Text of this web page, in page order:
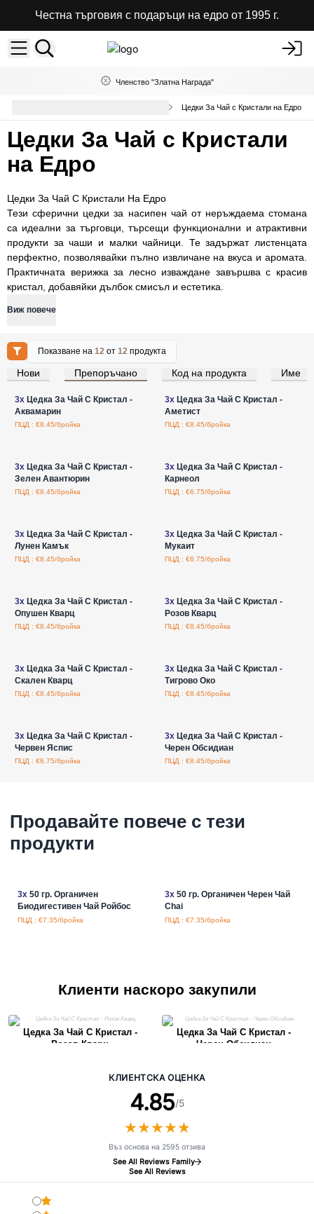
Честна търговия с подаръци на едро от 1995 г.
Членство "Златна Награда"
Цедки За Чай с Кристали на Едро
Цедки За Чай с Кристали
на Едро
Цедки За Чай С Кристали На Едро
Тези сферични цедки за насипен чай от неръждаема стомана
са идеални за търговци, търсещи функционални и атрактивни
продукти за чаши и малки чайници. Те задържат листенцата
перфектно, позволявайки пълно извличане на вкуса и аромата.
Практичната верижка за лесно изваждане завършва с красив
кристал, добавяйки дълбок смисъл и естетика.
Виж повече
Показване на12 от12 продукта
Нови Препоръчано Код на продукта Име
Влезте за цени на едро
3xЦедка За Чай С Кристал -
Аквамарин
ПЦД : €8.45/бройка
Влезте за цени на едро
3xЦедка За Чай С Кристал -
Аметист
ПЦД : €8.45/бройка
3xЦедка За Чай С Кристал -
Зелен Авантюрин
ПЦД : €8.45/бройка
3xЦедка За Чай С Кристал -
Карнеол
ПЦД : €6.75/бройка
3xЦедка За Чай С Кристал -
Лунен Камък
ПЦД : €8.45/бройка
3xЦедка За Чай С Кристал -
Мукаит
ПЦД : €6.75/бройка
3xЦедка За Чай С Кристал -
Опушен Кварц
ПЦД : €8.45/бройка
3xЦедка За Чай С Кристал -
Розов Кварц
ПЦД : €8.45/бройка
3xЦедка За Чай С Кристал -
Скален Кварц
ПЦД : €8.45/бройка
3xЦедка За Чай С Кристал -
Тигрово Око
ПЦД : €8.45/бройка
3xЦедка За Чай С Кристал -
Червен Яспис
ПЦД : €6.75/бройка
3xЦедка За Чай С Кристал -
Черен Обсидиан
ПЦД : €8.45/бройка
Продавайте повече с тези
продукти
3x50 гр. Органичен
Биодигестивен Чай Ройбос
ПЦД : €7.35/бройка
3x50 гр. Органичен Черен Чай
Chai
ПЦД : €7.35/бройка
Клиенти наскоро закупили
Цедка За Чай С Кристал -
Розов Кварц
Цедка За Чай С Кристал -
Черен Обсидиан
КЛИЕНТСКА ОЦЕНКА
4.85/5
★★★★★
★★★★★
Въз основа на 2595 отзива
See All Reviews Family
See All Reviews